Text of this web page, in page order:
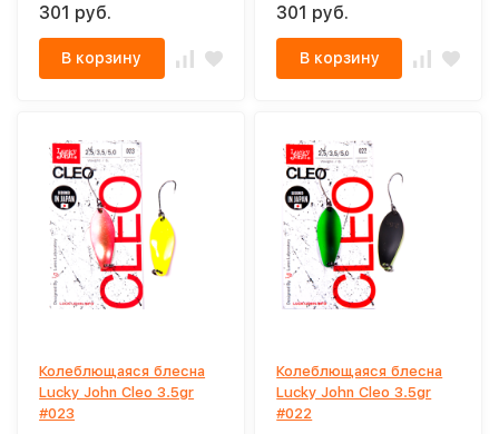
301 руб.
В корзину
301 руб.
В корзину
Колеблющаяся блесна
Lucky John Cleo 3.5gr
#023
Колеблющаяся блесна
Lucky John Cleo 3.5gr
#022